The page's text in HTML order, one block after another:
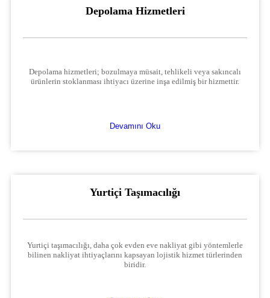
Depolama Hizmetleri
Depolama hizmetleri; bozulmaya müsait, tehlikeli veya sakıncalı
ürünlerin stoklanması ihtiyacı üzerine inşa edilmiş bir hizmettir.
Devamını Oku
Yurtiçi Taşımacılığı
Yurtiçi taşımacılığı, daha çok evden eve nakliyat gibi yöntemlerle
bilinen nakliyat ihtiyaçlarını kapsayan lojistik hizmet türlerinden
biridir.